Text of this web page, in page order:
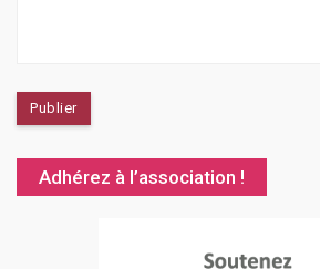
Adhérez à l’association !